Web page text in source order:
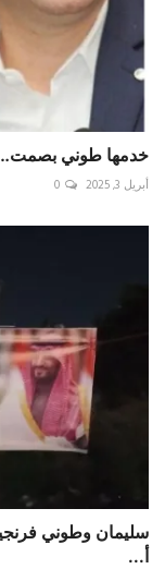
خدمها طوني بصمت…
أبريل 3, 2025 0
سليمان وطوني
أ...